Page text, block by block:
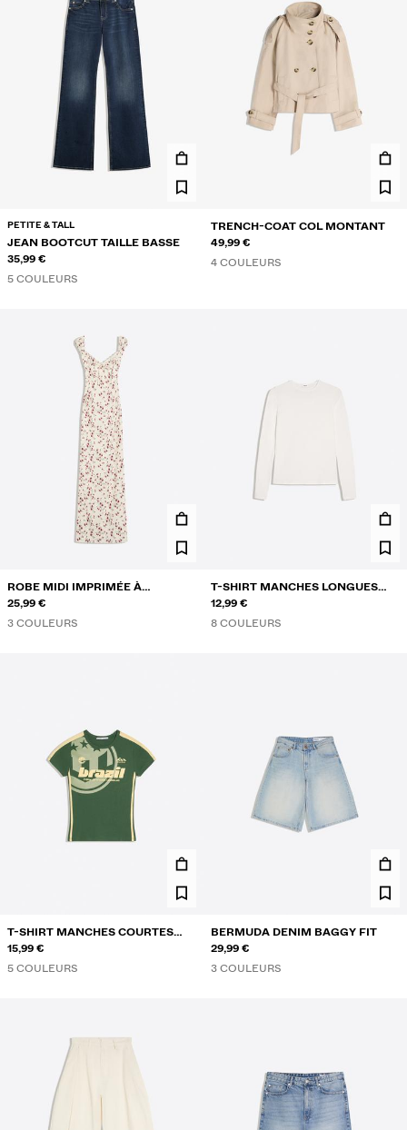
PETITE & TALL
JEAN BOOTCUT TAILLE BASSE
35,99 €
5 COULEURS
TRENCH-COAT COL MONTANT
49,99 €
4 COULEURS
ROBE MIDI IMPRIMÉE À
DENTELLE
25,99 €
3 COULEURS
T-SHIRT MANCHES LONGUES
COL ROND
12,99 €
8 COULEURS
T-SHIRT MANCHES COURTES
SPORT IMPRIMÉ
15,99 €
5 COULEURS
BERMUDA DENIM BAGGY FIT
29,99 €
3 COULEURS